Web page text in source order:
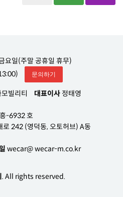
요일(주말 공휴일 휴무)
문의하기
빌리티 대표이사 정태영
-6932 호
로 242 (영덕동, 오토허브) A동
wecar@ wecar-m.co.kr
. All rights reserved.